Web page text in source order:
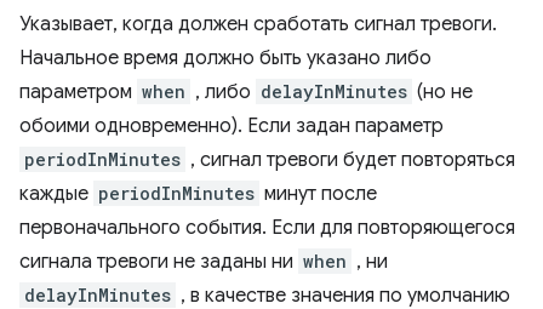
Указывает, когда должен сработать сигнал тревоги.
Начальное время должно быть указано либо
параметром when , либо delayInMinutes (но не
обоими одновременно). Если задан параметр
periodInMinutes , сигнал тревоги будет повторяться
каждые periodInMinutes минут после
первоначального события. Если для повторяющегося
сигнала тревоги не заданы ни when , ни
delayInMinutes , в качестве значения по умолчанию